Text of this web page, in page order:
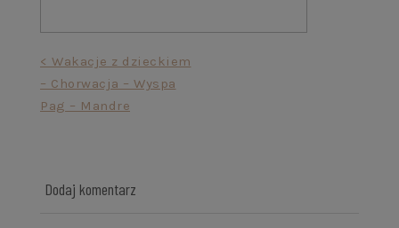
Nawigacja
wpisu
< Wakacje z dzieckiem
– Chorwacja – Wyspa
Pag – Mandre
Dodaj komentarz